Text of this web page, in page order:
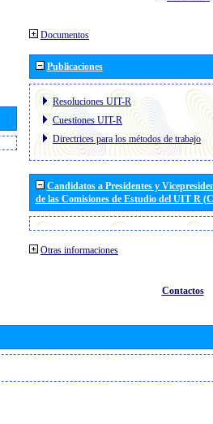
Documentos
Publicaciones
Resoluciones UIT-R
Cuestiones UIT-R
Directrices para los métodos de trabajo
Candidatos a Presidentes y
de las Comisiones de Estudio del UIT R
Otras informaciones
Contactos